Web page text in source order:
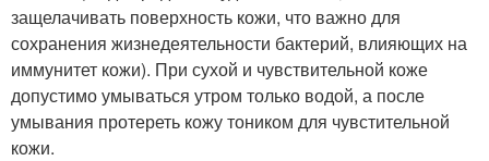
защелачивать поверхность кожи, что важно для
сохранения жизнедеятельности бактерий, влияющих на
иммунитет кожи). При сухой и чувствительной коже
допустимо умываться утром только водой, а после
умывания протереть кожу тоником для чувстительной
кожи.